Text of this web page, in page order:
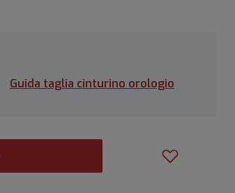
Guida taglia cinturino orologio